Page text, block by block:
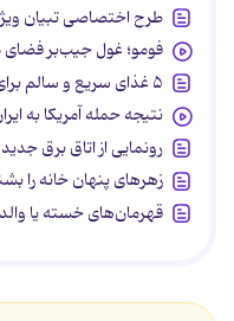
طرح اختصاصی تبیان
فومو؛ غول جیب‌بر فضای
۵ غذای سریع و سالم برای طبیعت‌گردی
نتیجه حمله آمریکا به
رونمایی از اتاق برق
زهرهای پنهان خانه را
قهرمان‌های خسته یا